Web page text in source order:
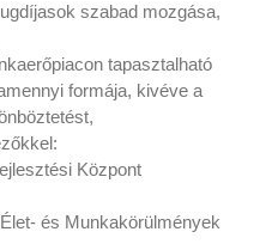
szabad mozgása,
tapasztalható
formája, kivéve a
Központ
és Munkakörülmények